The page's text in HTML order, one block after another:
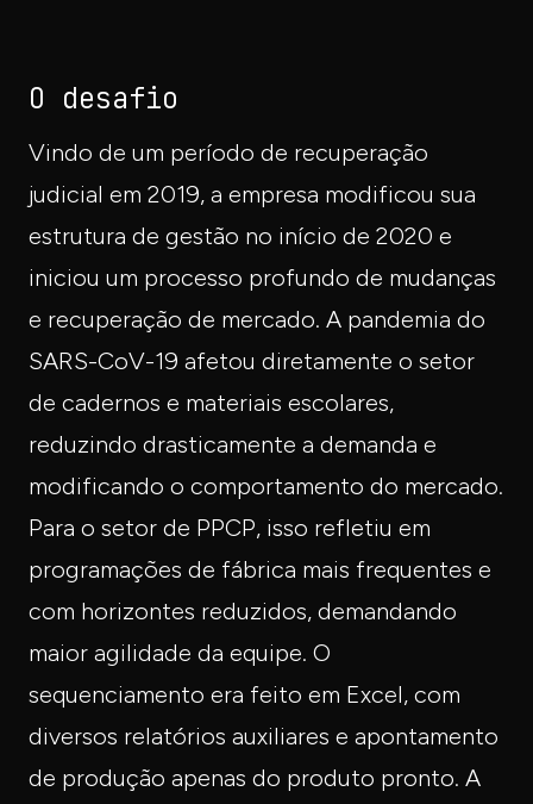
O desafio
Vindo de um período de recuperação
judicial em 2019, a empresa modificou sua
estrutura de gestão no início de 2020 e
iniciou um processo profundo de mudanças
e recuperação de mercado. A pandemia do
SARS-CoV-19 afetou diretamente o setor
de cadernos e materiais escolares,
reduzindo drasticamente a demanda e
modificando o comportamento do mercado.
Para o setor de PPCP, isso refletiu em
programações de fábrica mais frequentes e
com horizontes reduzidos, demandando
maior agilidade da equipe. O
sequenciamento era feito em Excel, com
diversos relatórios auxiliares e apontamento
de produção apenas do produto pronto. A